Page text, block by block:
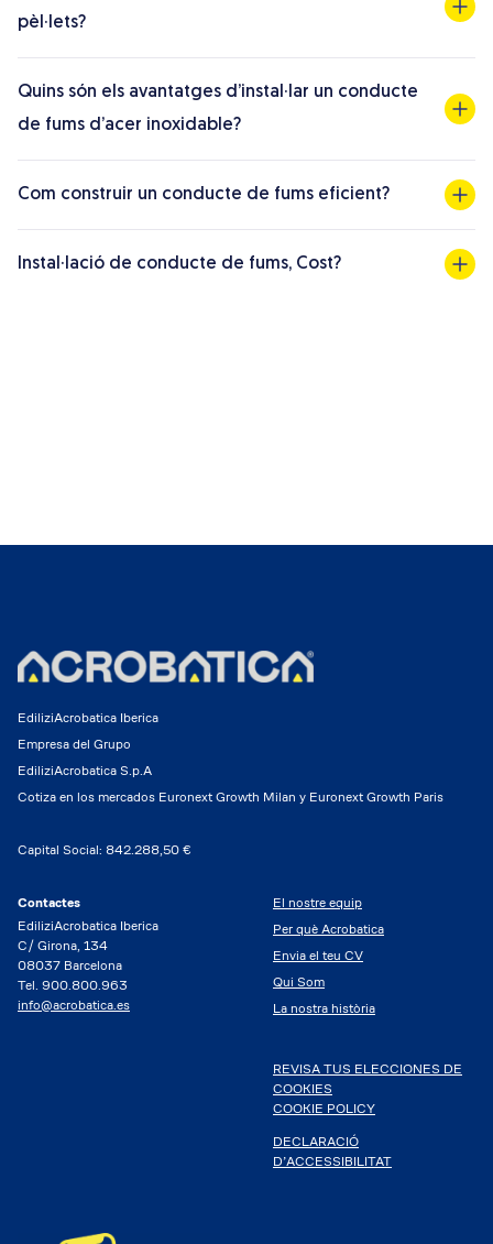
pèl·lets?
Quins són els avantatges d’instal·lar un conducte
de fums d’acer inoxidable?
Com construir un conducte de fums eficient?
Instal·lació de conducte de fums, Cost?
EdiliziAcrobatica Iberica
Empresa del Grupo
EdiliziAcrobatica S.p.A
Cotiza en los mercados Euronext Growth Milan y Euronext Growth Paris
Capital Social: 842.288,50 €
Contactes
EdiliziAcrobatica Iberica
C/ Girona, 134
08037 Barcelona
Tel. 900.800.963
info@acrobatica.es
El nostre equip
Per què Acrobatica
Envia el teu CV
Qui Som
La nostra història
REVISA TUS ELECCIONES DE
COOKIES
COOKIE POLICY
DECLARACIÓ
D’ACCESSIBILITAT